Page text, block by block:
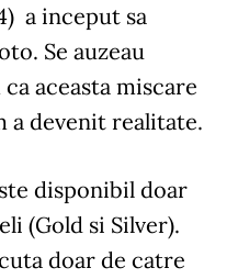
a inceput sa
Se auzeau
aceasta miscare
a devenit realitate.
disponibil doar
(Gold si Silver).
doar de catre